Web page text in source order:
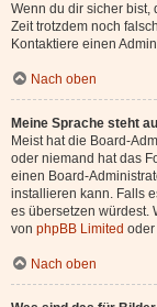
Wenn du dir sicher bist,
Zeit trotzdem noch
Kontaktiere einen
Nach oben
Meine Sprache steht
Meist hat die Board-
oder niemand hat das
einen Board-
installieren kann. Falls
es übersetzen würdest.
von phpBB Limited
Nach oben